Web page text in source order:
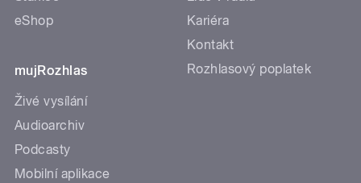
eShop
mujRozhlas
Živé vysílání
Audioarchiv
Podcasty
Mobilní aplikace
Kariéra
Kontakt
Rozhlasový poplatek